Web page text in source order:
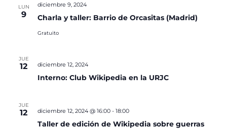
LUN
9 Charla y taller: Barrio de Orcasitas (Madrid)
diciembre 9, 2024
Gratuito
JUE
12
Interno: Club Wikipedia en la URJC
diciembre 12, 2024
JUE
12
Taller de edición de Wikipedia sobre guerras
diciembre 12, 2024 @ 16:00- 18:00